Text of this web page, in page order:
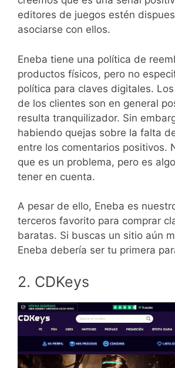
editores de juegos estén
asociarse con ellos.
Eneba tiene una política de
productos físicos, pero no
política para claves digitales.
de los clientes son en general
resulta tranquilizador. Sin
habiendo quejas sobre la falta
entre los comentarios positivos.
que es un problema, pero es
tener en cuenta.
A pesar de ello, Eneba es
terceros favorito para comprar
baratas. Si buscas un sitio aún
Eneba debería ser tu primera
2. CDKeys